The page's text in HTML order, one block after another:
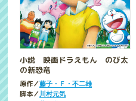
小説 映画ドラえもん のび太
の新恐竜
原作／藤子・Ｆ・不二雄
脚本／ 川村元気